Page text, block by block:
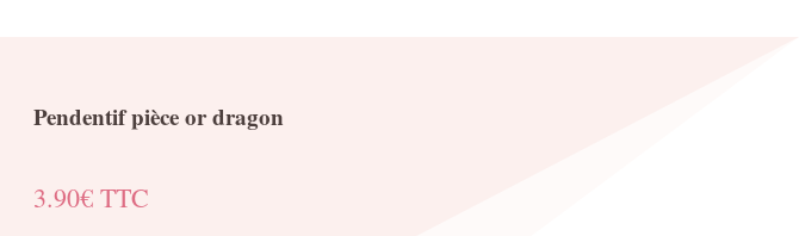
Pendentif pièce or dragon
3.90€ TTC